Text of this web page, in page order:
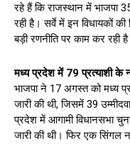
रहे हैं कि राजस्थान में भाजपा
रही है। सर्वे में इन विधायकों की
बड़ी रणनीति पर काम कर रही
मध्य प्रदेश में 79 प्रत्याशी के
भाजपा ने 17 अगस्त को मध्य
जारी की थी, जिसमें 39
प्रदेश में आगामी विधानसभा
जारी की थी। फिर एक सिंगल